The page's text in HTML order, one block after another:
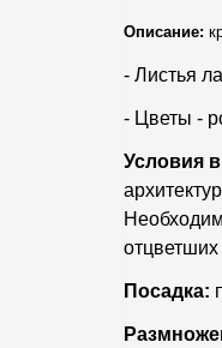
Описание:
- Листья
- Цветы -
Условия
отцветших
Посадка: